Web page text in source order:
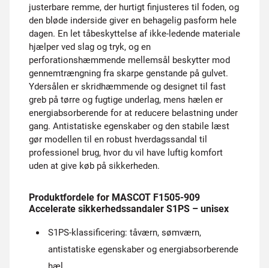
justerbare remme, der hurtigt finjusteres til foden, og
den bløde inderside giver en behagelig pasform hele
dagen. En let tåbeskyttelse af ikke-ledende materiale
hjælper ved slag og tryk, og en
perforationshæmmende mellemsål beskytter mod
gennemtrængning fra skarpe genstande på gulvet.
Ydersålen er skridhæmmende og designet til fast
greb på tørre og fugtige underlag, mens hælen er
energiabsorberende for at reducere belastning under
gang. Antistatiske egenskaber og den stabile læst
gør modellen til en robust hverdagssandal til
professionel brug, hvor du vil have luftig komfort
uden at give køb på sikkerheden.
Produktfordele for MASCOT F1505-909
Accelerate sikkerhedssandaler S1PS – unisex
S1PS-klassificering: tåværn, sømværn,
antistatiske egenskaber og energiabsorberende